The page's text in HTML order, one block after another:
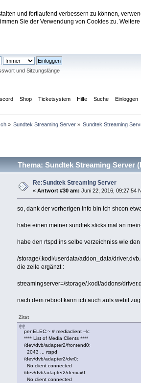
und fortlaufend verbessern zu können,
Sie der Verwendung von Cookies zu.
Forum
und Sitzungslänge
Shop Ticketsystem Hilfe Suche Einloggen
» Sundtek Streaming Server » Sundtek Streaming
Thema: Sundtek Streaming Server
Re:Sundtek Streaming Server
«Antwort #30 am: Juni 22, 2016, 09:27:54
so, dank der vorherigen info bin ich shcon
habe einen meiner sundtek sticks mal an
habe den rtspd ins selbe verzeichniss wie
/storage/.kodi/userdata/addon_data/
die zeile ergänzt :
streamingserver=/storage/.kodi/addons/
nach dem reboot kann ich auch aufs webif
Zitat
penELEC:~ # mediaclient --lc
**** List of Media Clients ****
/dev/dvb/adapter2/frontend0:
2043 ... rtspd
/dev/dvb/adapter2/dvr0:
No client connected
/dev/dvb/adapter2/demux0:
No client connected